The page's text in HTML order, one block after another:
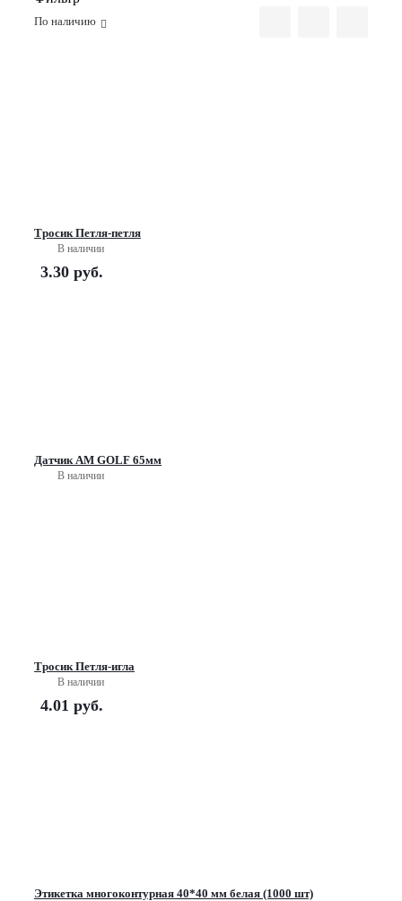
По наличию
Тросик Петля-петля
В наличии
3.30 руб.
Датчик АМ GOLF 65мм
В наличии
Тросик Петля-игла
В наличии
4.01 руб.
Этикетка многоконтурная 40*40 мм белая (1000 шт)